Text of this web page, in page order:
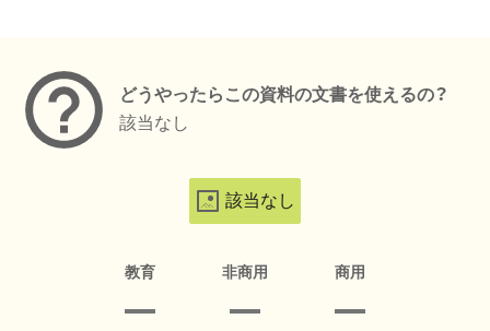
どうやったらこの資料の文書を使えるの？
該当なし
該当なし
教育 非商用 商用